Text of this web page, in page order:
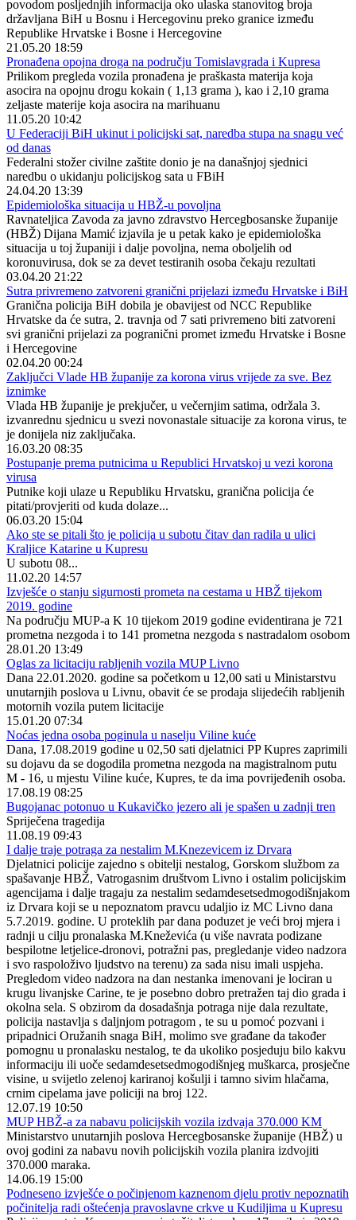
povodom posljednjih informacija oko ulaska stanovitog broja
državljana BiH u Bosnu i Hercegovinu preko granice između
Republike Hrvatske i Bosne i Hercegovine
21.05.20 18:59
Pronađena opojna droga na području Tomislavgrada i Kupresa
Prilikom pregleda vozila pronađena je praškasta materija koja
asocira na opojnu drogu kokain ( 1,13 grama ), kao i 2,10 grama
zeljaste materije koja asocira na marihuanu
11.05.20 10:42
U Federaciji BiH ukinut i policijski sat, naredba stupa na snagu već
od danas
Federalni stožer civilne zaštite donio je na današnjoj sjednici
naredbu o ukidanju policijskog sata u FBiH
24.04.20 13:39
Epidemiološka situacija u HBŽ-u povoljna
Ravnateljica Zavoda za javno zdravstvo Hercegbosanske županije
(HBŽ) Dijana Mamić izjavila je u petak kako je epidemiološka
situacija u toj županiji i dalje povoljna, nema oboljelih od
koronuvirusa, dok se za devet testiranih osoba čekaju rezultati
03.04.20 21:22
Sutra privremeno zatvoreni granični prijelazi između Hrvatske i BiH
Granična policija BiH dobila je obavijest od NCC Republike
Hrvatske da će sutra, 2. travnja od 7 sati privremeno biti zatvoreni
svi granični prijelazi za pogranični promet između Hrvatske i Bosne
i Hercegovine
02.04.20 00:24
Zaključci Vlade HB županije za korona virus vrijede za sve. Bez
iznimke
Vlada HB županije je prekjučer, u večernjim satima, održala 3.
izvanrednu sjednicu u svezi novonastale situacije za korona virus, te
je donijela niz zaključaka.
16.03.20 08:35
Postupanje prema putnicima u Republici Hrvatskoj u vezi korona
virusa
Putnike koji ulaze u Republiku Hrvatsku, granična policija će
pitati/provjeriti od kuda dolaze...
06.03.20 15:04
Ako ste se pitali što je policija u subotu čitav dan radila u ulici
Kraljice Katarine u Kupresu
U subotu 08...
11.02.20 14:57
Izvješće o stanju sigurnosti prometa na cestama u HBŽ tijekom
2019. godine
Na području MUP-a K 10 tijekom 2019 godine evidentirana je 721
prometna nezgoda i to 141 prometna nezgoda s nastradalom osobom
28.01.20 13:49
Oglas za licitaciju rabljenih vozila MUP Livno
Dana 22.01.2020. godine sa početkom u 12,00 sati u Ministarstvu
unutarnjih poslova u Livnu, obavit će se prodaja slijedećih rabljenih
motornih vozila putem licitacije
15.01.20 07:34
Noćas jedna osoba poginula u naselju Viline kuće
Dana, 17.08.2019 godine u 02,50 sati djelatnici PP Kupres zaprimili
su dojavu da se dogodila prometna nezgoda na magistralnom putu
M - 16, u mjestu Viline kuće, Kupres, te da ima povrijeđenih osoba.
17.08.19 08:25
Bugojanac potonuo u Kukavičko jezero ali je spašen u zadnji tren
Spriječena tragedija
11.08.19 09:43
I dalje traje potraga za nestalim M.Knezevicem iz Drvara
Djelatnici policije zajedno s obitelji nestalog, Gorskom službom za
spašavanje HBŽ, Vatrogasnim društvom Livno i ostalim policijskim
agencijama i dalje tragaju za nestalim sedamdesetsedmogodišnjakom
iz Drvara koji se u nepoznatom pravcu udaljio iz MC Livno dana
5.7.2019. godine. U proteklih par dana poduzet je veći broj mjera i
radnji u cilju pronalaska M.Kneževića (u više navrata podizane
bespilotne letjelice-dronovi, potražni pas, pregledanje video nadzora
i svo raspoloživo ljudstvo na terenu) za sada nisu imali uspjeha.
Pregledom video nadzora na dan nestanka imenovani je lociran u
krugu livanjske Carine, te je posebno dobro pretražen taj dio grada i
okolna sela. S obzirom da dosadašnja potraga nije dala rezultate,
policija nastavlja s daljnjom potragom , te su u pomoć pozvani i
pripadnici Oružanih snaga BiH, molimo sve građane da također
pomognu u pronalasku nestalog, te da ukoliko posjeduju bilo kakvu
informaciju ili uoče sedamdesetsedmogodišnjeg muškarca, prosječne
visine, u svijetlo zelenoj kariranoj košulji i tamno sivim hlačama,
crnim cipelama jave policiji na broj 122.
12.07.19 10:50
MUP HBŽ-a za nabavu policijskih vozila izdvaja 370.000 KM
Ministarstvo unutarnjih poslova Hercegbosanske županije (HBŽ) u
ovoj godini za nabavu novih policijskih vozila planira izdvojiti
370.000 maraka.
14.06.19 15:00
Podneseno izvješće o počinjenom kaznenom djelu protiv nepoznatih
počinitelja radi oštećenja pravoslavne crkve u Kudiljima u Kupresu